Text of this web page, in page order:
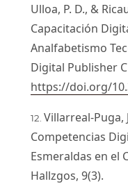
Ulloa, P. D., &
Capacitación
Analfabetismo
Digital Publisher
https://doi.org/
Villarreal-Puga,
Competencias
Esmeraldas en el
Hallzgos, 9(3).